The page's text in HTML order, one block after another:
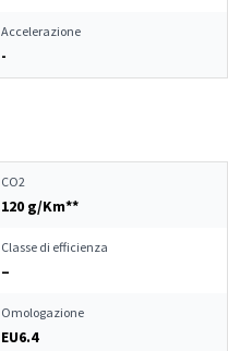
Accelerazione
-
CO2
120 g/Km**
Classe di efficienza
–
Omologazione
EU6.4